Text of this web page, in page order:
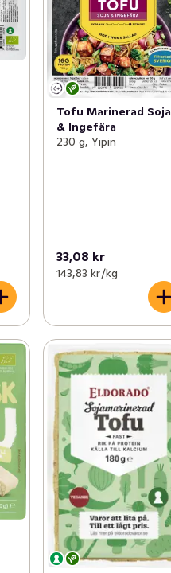
Tofu Marinerad Soja
& Ingefära
230 g, Yipin
33,08 kr
143,83 kr /kg